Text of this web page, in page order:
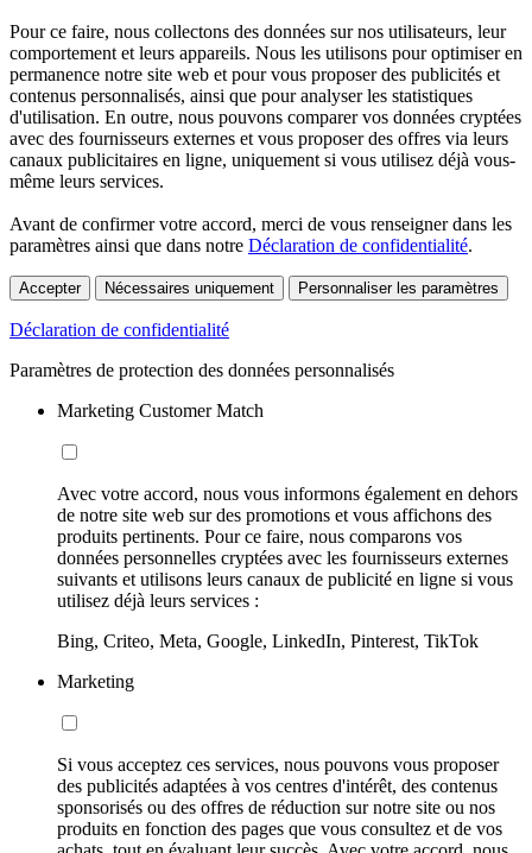
Pour ce faire, nous collectons des données sur nos utilisateurs, leur
comportement et leurs appareils. Nous les utilisons pour optimiser en
permanence notre site web et pour vous proposer des publicités et
contenus personnalisés, ainsi que pour analyser les statistiques
d'utilisation. En outre, nous pouvons comparer vos données cryptées
avec des fournisseurs externes et vous proposer des offres via leurs
canaux publicitaires en ligne, uniquement si vous utilisez déjà vous-
même leurs services.
Avant de confirmer votre accord, merci de vous renseigner dans les
paramètres ainsi que dans notre Déclaration de confidentialité.
Accepter Nécessaires uniquement Personnaliser les paramètres
Déclaration de confidentialité
Paramètres de protection des données personnalisés
Marketing Customer Match
Avec votre accord, nous vous informons également en dehors
de notre site web sur des promotions et vous affichons des
produits pertinents. Pour ce faire, nous comparons vos
données personnelles cryptées avec les fournisseurs externes
suivants et utilisons leurs canaux de publicité en ligne si vous
utilisez déjà leurs services :
Bing, Criteo, Meta, Google, LinkedIn, Pinterest, TikTok
Marketing
Si vous acceptez ces services, nous pouvons vous proposer
des publicités adaptées à vos centres d'intérêt, des contenus
sponsorisés ou des offres de réduction sur notre site ou nos
produits en fonction des pages que vous consultez et de vos